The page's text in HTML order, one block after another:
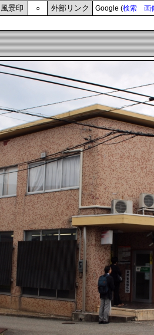
風景印 ○ 外部リンク Google (検索 画